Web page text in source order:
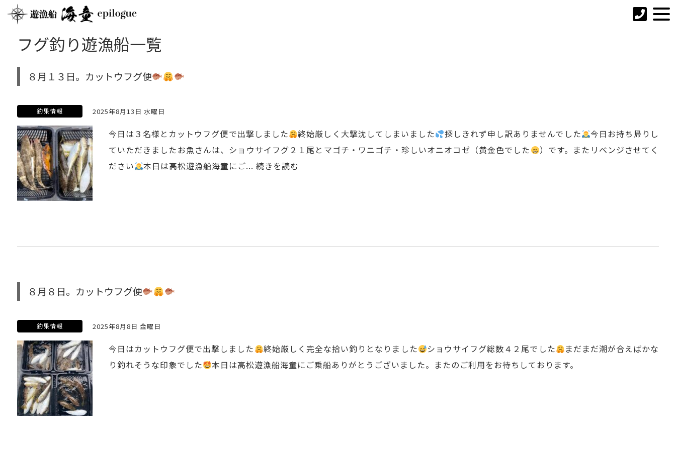
フグ釣り遊漁船一覧
８月１３日。カットウフグ便
釣果情報 2025年8月13日 水曜日
今日は３名様とカットウフグ便で出撃しました 終始厳しく大撃沈してしまいました 探しきれず申し訳ありませんでした
今日お持ち帰りし
ていただきましたお魚さんは、ショウサイフグ２１尾とマゴチ・ワニゴチ・珍しいオニオコゼ（黄金色でした
）です。またリベンジさせてく
ださい
本日は高松遊漁船海童にご... 続きを読む
８月８日。カットウフグ便
釣果情報 2025年8月8日 金曜日
今日はカットウフグ便で出撃しました 終始厳しく完全な拾い釣りとなりました ショウサイフグ総数４２尾でした
まだまだ潮が合えばかな
り釣れそうな印象でした
本日は高松遊漁船海童にご乗船ありがとうございました。またのご利用をお待ちしております。